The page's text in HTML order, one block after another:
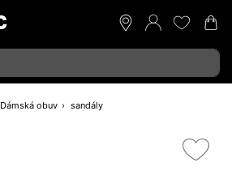
Dámská obuv sandály